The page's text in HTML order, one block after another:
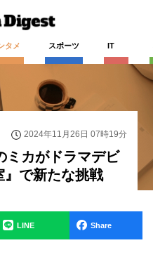
タメ スポーツ IT
2024年11月26日 07時19分
カがドラマデビ
』で新たな挑戦
LINE Share